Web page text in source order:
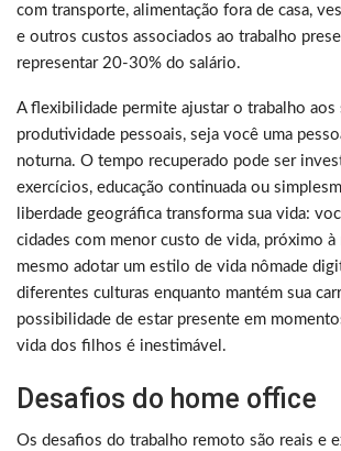
com transporte, alimentação fora de casa,
e outros custos associados ao trabalho
representar 20-30% do salário.
A flexibilidade permite ajustar o trabalho aos
produtividade pessoais, seja você uma
noturna. O tempo recuperado pode ser
exercícios, educação continuada ou
liberdade geográfica transforma sua vida:
cidades com menor custo de vida, próximo à
mesmo adotar um estilo de vida nômade
diferentes culturas enquanto mantém sua
possibilidade de estar presente em
vida dos filhos é inestimável.
Desafios do home office
Os desafios do trabalho remoto são reais e